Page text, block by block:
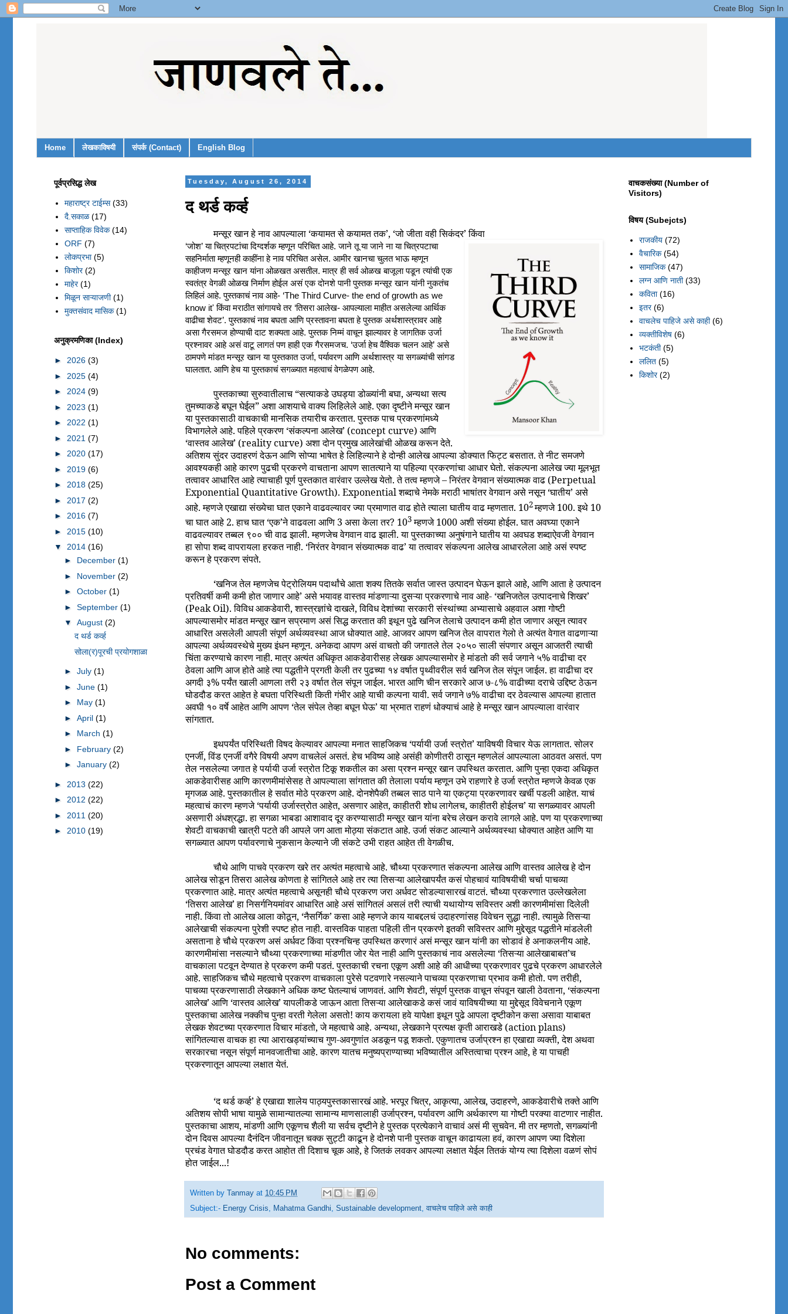
Home लेखकाविषयी संपर्क (Contact) English Blog
Tuesday, August 26, 2014
द थर्ड कर्व्ह
मन्सूर खान हे नाव आपल्याला ‘कयामत से कयामत तक’, ‘जो जीता वही सिकंदर’ किंवा
‘जोश’ या चित्रपटांचा दिग्दर्शक म्हणून परिचित आहे. जाने तू या जाने ना या चित्रपटाचा
सहनिर्माता म्हणूनही काहींना हे नाव परिचित असेल. आमीर खानचा चुलत भाऊ म्हणून
काहीजण मन्सूर खान यांना ओळखत असतील. मात्र ही सर्व ओळख बाजूला पडून त्यांची एक
स्वतंत्र वेगळी ओळख निर्माण होईल असं एक दोनशे पानी पुस्तक मन्सूर खान यांनी नुकतंच
लिहिलं आहे. पुस्तकाचं नाव आहे- ‘The Third Curve- the end of growth as we
know it' किंवा मराठीत सांगायचे तर ‘तिसरा आलेख- आपल्याला माहीत असलेल्या आर्थिक
वाढीचा शेवट’. पुस्तकाचं नाव बघता आणि प्रस्तावना बघता हे पुस्तक अर्थशास्त्रावर आहे
असा गैरसमज होण्याची दाट शक्यता आहे. पुस्तक निम्मं वाचून झाल्यावर हे जागतिक उर्जा
प्रश्नावर आहे असं वाटू लागतं पण हाही एक गैरसमजच. ‘उर्जा हेच वैश्विक चलन आहे’ असे
ठामपणे मांडत मन्सूर खान या पुस्तकात उर्जा, पर्यावरण आणि अर्थशास्त्र या सगळ्यांची सांगड
घालतात. आणि हेच या पुस्तकाचं सगळ्यात महत्वाचं वेगळेपण आहे.
पुस्तकाच्या सुरुवातीलाच “सत्याकडे उघड्या डोळ्यांनी बघा, अन्यथा सत्य
तुमच्याकडे बघून घेईल” अशा आशयाचे वाक्य लिहिलेले आहे. एका दृष्टीने मन्सूर खान
या पुस्तकासाठी वाचकाची मानसिक तयारीच करतात. पुस्तक पाच प्रकरणांमध्ये
विभागलेले आहे. पहिले प्रकरण ‘संकल्पना आलेख’ (concept curve) आणि
‘वास्तव आलेख’ (reality curve) अशा दोन प्रमुख आलेखांची ओळख करून देते.
अतिशय सुंदर उदाहरणं देऊन आणि सोप्या भाषेत हे लिहिल्याने हे दोन्ही आलेख आपल्या डोक्यात फिट्ट बसतात. ते नीट समजणे
आवश्यकही आहे कारण पुढची प्रकरणे वाचताना आपण सातत्याने या पहिल्या प्रकरणांचा आधार घेतो. संकल्पना आलेख ज्या मूलभूत
तत्वावर आधारित आहे त्याचाही पूर्ण पुस्तकात वारंवार उल्लेख येतो. ते तत्व म्हणजे – निरंतर वेगवान संख्यात्मक वाढ (Perpetual
Exponential Quantitative Growth). Exponential शब्दाचे नेमके मराठी भाषांतर वेगवान असे नसून ‘घातीय’ असे
आहे. म्हणजे एखाद्या संख्येचा घात एकाने वाढवल्यावर ज्या प्रमाणात वाढ होते त्याला घातीय वाढ म्हणतात. 102म्हणजे 100. इथे 10
चा घात आहे 2. हाच घात ‘एक’ने वाढवला आणि 3 असा केला तर? 103म्हणजे 1000 अशी संख्या होईल. घात अवघ्या एकाने
वाढवल्यावर तब्बल ९०० ची वाढ झाली. म्हणजेच वेगवान वाढ झाली. या पुस्तकाच्या अनुषंगाने घातीय या अवघड शब्दाऐवजी वेगवान
हा सोपा शब्द वापरायला हरकत नाही. ‘निरंतर वेगवान संख्यात्मक वाढ’ या तत्वावर संकल्पना आलेख आधारलेला आहे असं स्पष्ट
करून हे प्रकरण संपते.
‘खनिज तेल म्हणजेच पेट्रोलियम पदार्थांचे आता शक्य तितके सर्वात जास्त उत्पादन घेऊन झाले आहे, आणि आता हे उत्पादन
प्रतिवर्षी कमी कमी होत जाणार आहे’ असे भयावह वास्तव मांडणाऱ्या दुसऱ्या प्रकरणाचे नाव आहे- ‘खनिजतेल उत्पादनाचे शिखर’
(Peak Oil). विविध आकडेवारी, शास्त्रज्ञांचे दाखले, विविध देशांच्या सरकारी संस्थांच्या अभ्यासाचे अहवाल अशा गोष्टी
आपल्यासमोर मांडत मन्सूर खान सप्रमाण असं सिद्ध करतात की इथून पुढे खनिज तेलाचे उत्पादन कमी होत जाणार असून त्यावर
आधारित असलेली आपली संपूर्ण अर्थव्यवस्था आज धोक्यात आहे. आजवर आपण खनिज तेल वापरात गेलो ते अत्यंत वेगात वाढणाऱ्या
आपल्या अर्थव्यवस्थेचे मुख्य इंधन म्हणून. अनेकदा आपण असं वाचतो की जगातले तेल २०५० साली संपणार असून आजतरी त्याची
चिंता करण्याचे कारण नाही. मात्र अत्यंत अधिकृत आकडेवारीसह लेखक आपल्यासमोर हे मांडतो की सर्व जगाने ५% वाढीचा दर
ठेवला आणि आज होते आहे त्या पद्धतीने प्रगती केली तर पुढच्या १४ वर्षात पृथ्वीवरील सर्व खनिज तेल संपून जाईल. हा वाढीचा दर
अगदी ३% पर्यंत खाली आणला तरी २३ वर्षात तेल संपून जाईल. भारत आणि चीन सरकारे आज ७-८% वाढीच्या दराचे उद्दिष्ट ठेऊन
घोडदौड करत आहेत हे बघता परिस्थिती किती गंभीर आहे याची कल्पना यावी. सर्व जगाने ७% वाढीचा दर ठेवल्यास आपल्या हातात
अवघी १० वर्षे आहेत आणि आपण ‘तेल संपेल तेव्हा बघून घेऊ’ या भ्रमात राहणं धोक्याचं आहे हे मन्सूर खान आपल्याला वारंवार
सांगतात.
इथपर्यंत परिस्थिती विषद केल्यावर आपल्या मनात साहजिकच ‘पर्यायी उर्जा स्त्रोत’ याविषयी विचार येऊ लागतात. सोलर
एनर्जी, विंड एनर्जी वगैरे विषयी अपण वाचलेलं असतं. हेच भविष्य आहे असंही कोणीतरी ठासून म्हणलेलं आपल्याला आठवत असतं. पण
तेल नसलेल्या जगात हे पर्यायी उर्जा स्त्रोत टिकू शकतील का असा प्रश्न मन्सूर खान उपस्थित करतात. आणि पुन्हा एकदा अधिकृत
आकडेवारीसह आणि कारणमीमांसेसह ते आपल्याला सांगतात की तेलाला पर्याय म्हणून उभे राहणारे हे उर्जा स्त्रोत म्हणजे केवळ एक
मृगजळ आहे. पुस्तकातील हे सर्वात मोठे प्रकरण आहे. दोनशेपैकी तब्बल साठ पाने या एकट्या प्रकरणावर खर्ची पडली आहेत. याचं
महत्वाचं कारण म्हणजे ‘पर्यायी उर्जास्त्रोत आहेत, असणार आहेत, काहीतरी शोध लागेलच, काहीतरी होईलच’ या सगळ्यावर आपली
असणारी अंधश्रद्धा. हा सगळा भाबडा आशावाद दूर करण्यासाठी मन्सूर खान यांना बरेच लेखन करावे लागले आहे. पण या प्रकरणाच्या
शेवटी वाचकाची खात्री पटते की आपले जग आता मोठ्या संकटात आहे. उर्जा संकट आल्याने अर्थव्यवस्था धोक्यात आहेत आणि या
सगळ्यात आपण पर्यावरणाचे नुकसान केल्याने जी संकटे उभी राहत आहेत ती वेगळीच.
चौथे आणि पाचवे प्रकरण खरे तर अत्यंत महत्वाचे आहे. चौथ्या प्रकरणात संकल्पना आलेख आणि वास्तव आलेख हे दोन
आलेख सोडून तिसरा आलेख कोणता हे सांगितले आहे तर त्या तिसऱ्या आलेखापर्यंत कसं पोहचावं याविषयीची चर्चा पाचव्या
प्रकरणात आहे. मात्र अत्यंत महत्वाचे असूनही चौथे प्रकरण जरा अर्धवट सोडल्यासारखं वाटतं. चौथ्या प्रकरणात उल्लेखलेला
‘तिसरा आलेख’ हा निसर्गनियमांवर आधारित आहे असं सांगितलं असलं तरी त्याची यथायोग्य सविस्तर अशी कारणमीमांसा दिलेली
नाही. किंवा तो आलेख आला कोठून, ‘नैसर्गिक’ कसा आहे म्हणजे काय याबद्दलचं उदाहरणांसह विवेचन सुद्धा नाही. त्यामुळे तिसऱ्या
आलेखाची संकल्पना पुरेशी स्पष्ट होत नाही. वास्तविक पाहता पहिली तीन प्रकरणे इतकी सविस्तर आणि मुद्देसूद पद्धतीने मांडलेली
असताना हे चौथे प्रकरण असं अर्धवट किंवा प्रश्नचिन्ह उपस्थित करणारं असं मन्सूर खान यांनी का सोडावं हे अनाकलनीय आहे.
कारणमीमांसा नसल्याने चौथ्या प्रकरणाच्या मांडणीत जोर येत नाही आणि पुस्तकाचं नाव असलेल्या ‘तिसऱ्या आलेखाबाबत’च
वाचकाला पटवून देण्यात हे प्रकरण कमी पडतं. पुस्तकाची रचना एकूण अशी आहे की आधीच्या प्रकरणावर पुढचे प्रकरण आधारलेले
आहे. साहजिकच चौथे महत्वाचे प्रकरण वाचकाला पुरेसे पटवणारे नसल्याने पाचव्या प्रकरणाचा प्रभाव कमी होतो. पण तरीही,
पाचव्या प्रकरणासाठी लेखकाने अधिक कष्ट घेतल्याचं जाणवतं. आणि शेवटी, संपूर्ण पुस्तक वाचून संपवून खाली ठेवताना, ‘संकल्पना
आलेख’ आणि ‘वास्तव आलेख’ यापलीकडे जाऊन आता तिसऱ्या आलेखाकडे कसं जावं याविषयीच्या या मुद्देसूद विवेचनाने एकूण
पुस्तकाचा आलेख नक्कीच पुन्हा वरती गेलेला असतो! काय करायला हवे यापेक्षा इथून पुढे आपला दृष्टीकोन कसा असावा याबाबत
लेखक शेवटच्या प्रकरणात विचार मांडतो, जे महत्वाचे आहे. अन्यथा, लेखकाने प्रत्यक्ष कृती आराखडे (action plans)
सांगितल्यास वाचक हा त्या आराखड्यांच्याच गुण-अवगुणांत अडकून पडू शकतो. एकुणातच उर्जाप्रश्न हा एखाद्या व्यक्ती, देश अथवा
सरकारचा नसून संपूर्ण मानवजातीचा आहे. कारण यातच मनुष्यप्राण्याच्या भविष्यातील अस्तित्वाचा प्रश्न आहे, हे या पाचही
प्रकरणातून आपल्या लक्षात येतं.
‘द थर्ड कर्व्ह’ हे एखाद्या शालेय पाठ्यपुस्तकासारखं आहे. भरपूर चित्र, आकृत्या, आलेख, उदाहरणे, आकडेवारीचे तक्ते आणि
अतिशय सोपी भाषा यामुळे सामान्यातल्या सामान्य माणसालाही उर्जाप्रश्न, पर्यावरण आणि अर्थकारण या गोष्टी परक्या वाटणार नाहीत.
पुस्तकाचा आशय, मांडणी आणि एकूणच शैली या सर्वच दृष्टीने हे पुस्तक प्रत्येकाने वाचावं असं मी सुचवेन. मी तर म्हणतो, सगळ्यांनी
दोन दिवस आपल्या दैनंदिन जीवनातून चक्क सुट्टी काढून हे दोनशे पानी पुस्तक वाचून काढायला हवं, कारण आपण ज्या दिशेला
प्रचंड वेगात घोडदौड करत आहोत ती दिशाच चूक आहे, हे जितकं लवकर आपल्या लक्षात येईल तितकं योग्य त्या दिशेला वळणं सोपं
होत जाईल...!
Written by Tanmay at 10:45 PM
Subject:- Energy Crisis, Mahatma Gandhi, Sustainable development,वाचलेच पाहिजे असे काही
No comments:
Post a Comment
पूर्वप्रसिद्ध लेख
महाराष्ट्र टाईम्स (33)
दै.सकाळ (17)
साप्ताहिक विवेक (14)
ORF (7)
लोकप्रभा (5)
किशोर (2)
माहेर (1)
मिळून साऱ्याजणी (1)
मुक्तसंवाद मासिक (1)
अनुक्रमणिका (Index)
► 2026 (3)
► 2025 (4)
► 2024 (9)
► 2023 (1)
► 2022 (1)
► 2021 (7)
► 2020 (17)
► 2019 (6)
► 2018 (25)
► 2017 (2)
► 2016 (7)
► 2015 (10)
▼ 2014 (16)
► December (1)
► November (2)
► October (1)
► September (1)
▼ August (2)
द थर्ड कर्व्ह
सोला(र)पूरची प्रयोगशाळा
► July (1)
► June (1)
► May (1)
► April (1)
► March (1)
► February (2)
► January (2)
► 2013 (22)
► 2012 (22)
► 2011 (20)
► 2010 (19)
वाचकसंख्या (Number of
Visitors)
विषय (Subejcts)
राजकीय (72)
वैचारिक (54)
सामाजिक (47)
लग्न आणि नाती (33)
कविता (16)
इतर (6)
वाचलेच पाहिजे असे काही (6)
व्यक्तीविशेष (6)
भटकंती (5)
ललित (5)
किशोर (2)